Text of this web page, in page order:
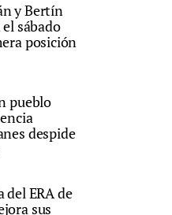
y Bertín
sábado
posición
pueblo
despide
del ERA de
sus